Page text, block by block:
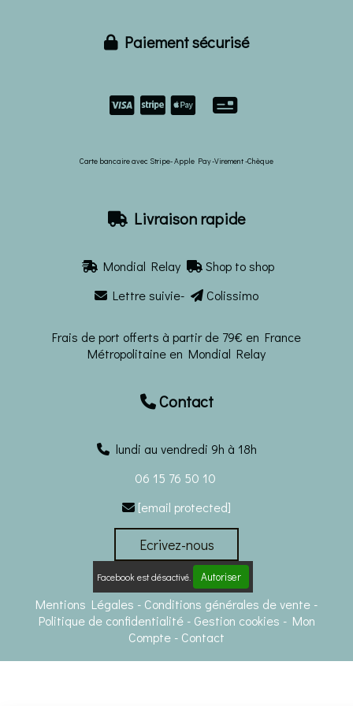
 Paiement sécurisé
 
Carte bancaire avec Stripe- Apple Pay -Virement -Chèque
 Livraison rapide
 Mondial Relay  Shop to shop
 Lettre suivie-  Colissimo
Frais de port offerts à partir de 79€ en France
Métropolitaine en Mondial Relay
Contact
lundi au vendredi 9h à 18h
06 15 76 50 10
 [email protected]
Ecrivez-nous
Facebook est désactivé. Autoriser
Mentions Légales
Conditions générales de vente
Politique de confidentialité
Gestion cookies
Mon
Compte
Contact